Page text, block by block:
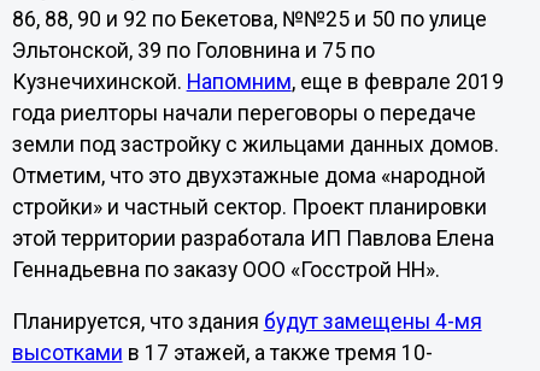
86, 88, 90 и 92 по Бекетова, №№25 и 50 по улице
Эльтонской, 39 по Головнина и 75 по
Кузнечихинской. Напомним, еще в феврале 2019
года риелторы начали переговоры о передаче
земли под застройку с жильцами данных домов.
Отметим, что это двухэтажные дома «народной
стройки» и частный сектор. Проект планировки
этой территории разработала ИП Павлова Елена
Геннадьевна по заказу ООО «Госстрой НН».
Планируется, что здания будут замещены 4-мя
высотками в 17 этажей, а также тремя 10-